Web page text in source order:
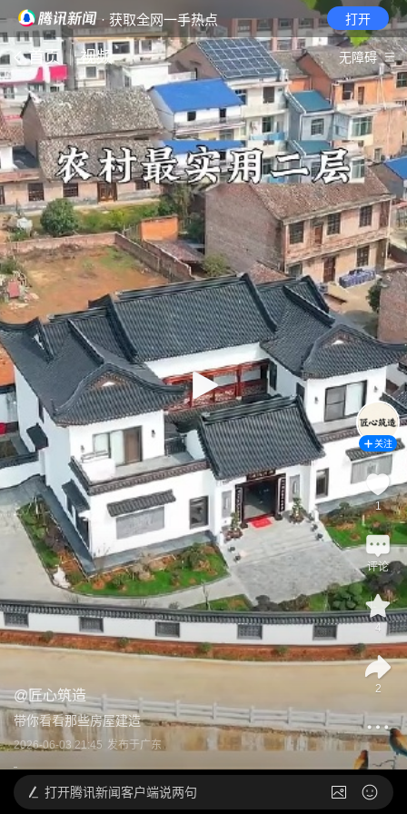
· 获取全网一手热点 打开
首页 视频 无障碍
@匠心筑造
带你看看那些房屋建造
2026-06-03 21:45 发布于广东
关注
1
评论
4
2
打开腾讯新闻客户端说两句